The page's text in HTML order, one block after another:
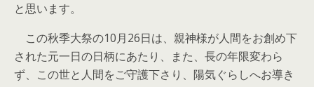
と思います。
この秋季大祭の10月26日は、親神様が人間をお創め下
された元一日の日柄にあたり、また、長の年限変わら
ず、この世と人間をご守護下さり、陽気ぐらしへお導き